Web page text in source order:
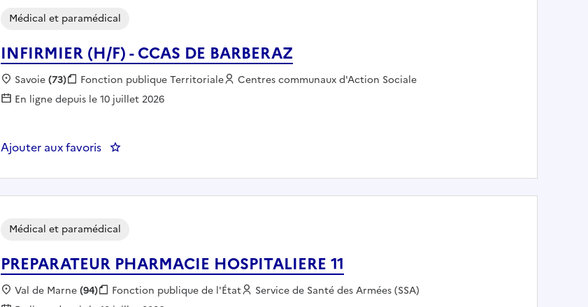
INFIRMIER (H/F) - CCAS DE BARBERAZ
Médical et paramédical
Localisation :
Savoie(73) Fonction publique :
Fonction publique Territoriale Employeur :
Centres communaux d'Action Sociale
En ligne depuis le 10 juillet 2026
Ajouter aux favoris : INFIRMIER (H/F) - CCAS DE BARBERAZ
PREPARATEUR PHARMACIE HOSPITALIERE 11
Médical et paramédical
Localisation :
Val de Marne(94) Fonction publique :
Fonction publique de l'État Employeur :
Service de Santé des Armées (SSA)